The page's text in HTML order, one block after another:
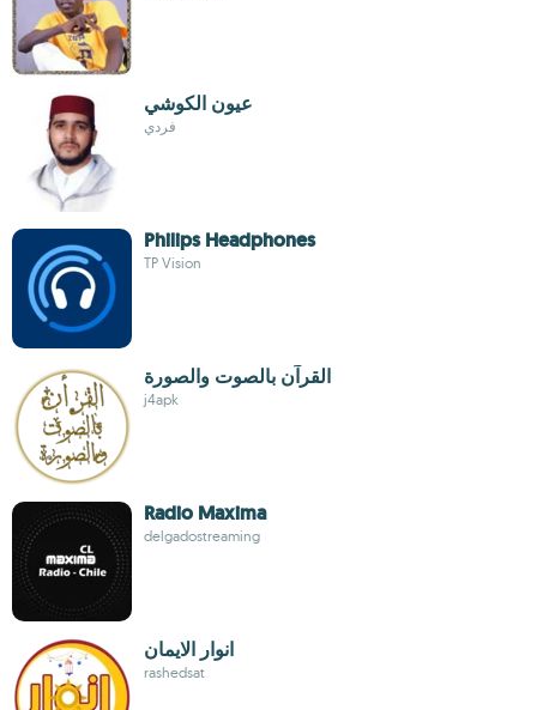
عيون الكوشي
فردي
Philips Headphones
TP Vision
القرآن بالصوت والصورة
j4apk
Radio Maxima
delgadostreaming
انوار الايمان
rashedsat